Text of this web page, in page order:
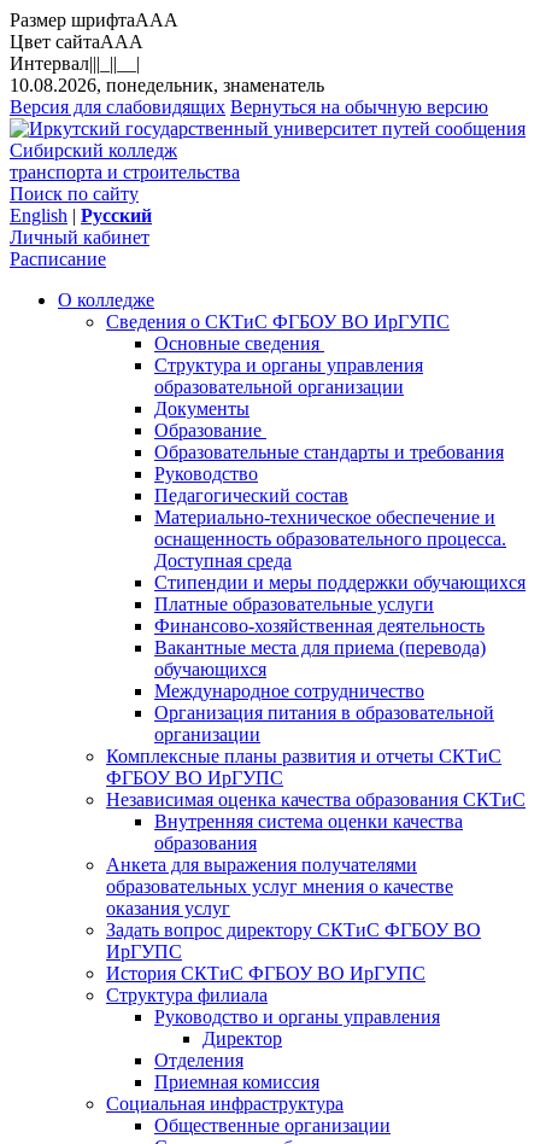
Размер шрифтаAAA
Цвет сайтаAAA
Интервал|||_||__|
10.08.2026, понедельник, знаменатель
Версия для слабовидящих Вернуться на обычную версию
Сибирский колледж
транспорта и строительства
Поиск по сайту
English | Русский
Личный кабинет
Расписание
О колледже
Сведения о СКТиС ФГБОУ ВО ИрГУПС
Основные сведения
Структура и органы управления
образовательной организации
Документы
Образование
Образовательные стандарты и требования
Руководство
Педагогический состав
Материально-техническое обеспечение и
оснащенность образовательного процесса.
Доступная среда
Стипендии и меры поддержки обучающихся
Платные образовательные услуги
Финансово-хозяйственная деятельность
Вакантные места для приема (перевода)
обучающихся
​​​​​​​Международное сотрудничество
Организация питания в образовательной
организации
Комплексные планы развития и отчеты СКТиС
ФГБОУ ВО ИрГУПС
Независимая оценка качества образования СКТиС
Внутренняя система оценки качества
образования
Анкета для выражения получателями
образовательных услуг мнения о качестве
оказания услуг
Задать вопрос директору СКТиС ФГБОУ ВО
ИрГУПС
История СКТиС ФГБОУ ВО ИрГУПС
Структура филиала
Руководство и органы управления
Директор
Отделения
Приемная комиссия
Социальная инфраструктура
Общественные организации